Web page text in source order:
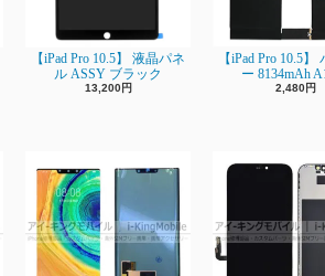
【iPad Pro 10.5】 液晶パネ
ル ASSY ブラック
13,200円
【iPad Pro 10.5】
ー 8134mAh
2,480円